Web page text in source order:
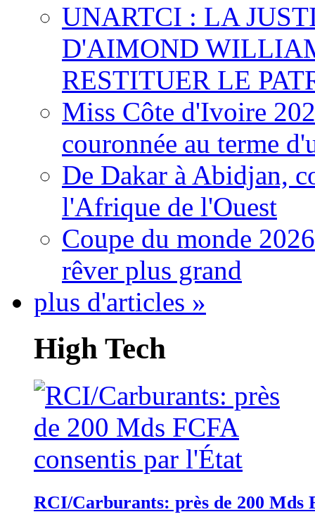
UNARTCI : LA
D'AIMOND
RESTITUER LE
Miss Côte d'Ivoire
couronnée au terme
De Dakar à Abidjan,
l'Afrique de l'Ouest
Coupe du monde
rêver plus grand
plus d'articles »
High Tech
RCI/Carburants: près de 200 Mds